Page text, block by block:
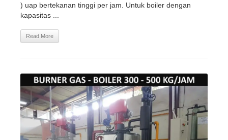
) uap bertekanan tinggi per jam. Untuk boiler dengan
kapasitas ...
Read More